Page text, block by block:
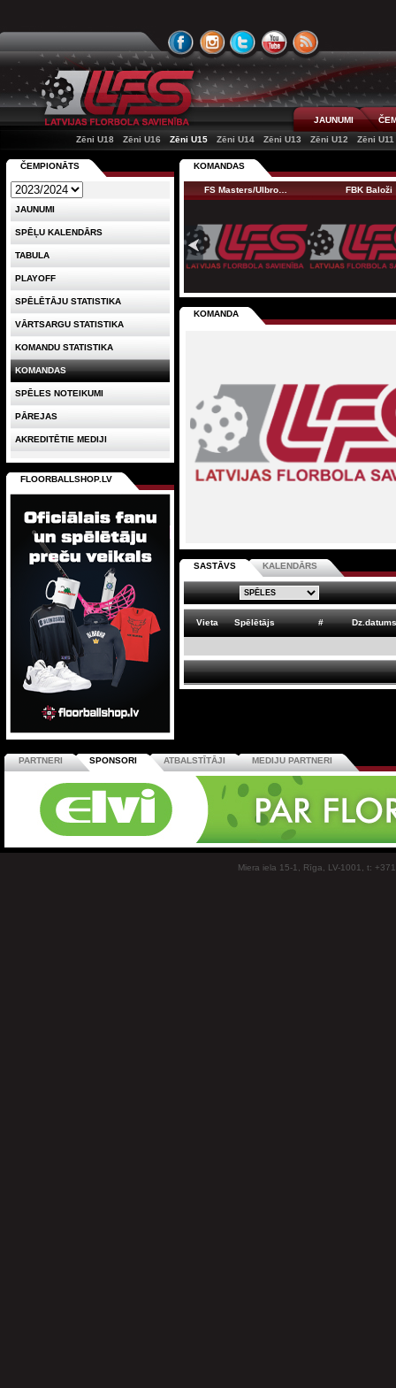
JAUNUMI
Zēni U18
Zēni U16 Zēni U15 Zēni U14 Zēni U13 Zēni U12 Zēni U11
KOMANDAS
FS Masters/Ulbro… FBK Baloži
KOMANDA
SASTĀVS KALENDĀRS
Vieta Spēlētājs # Dz.datums
ČEMPIONĀTS
JAUNUMI
SPĒĻU KALENDĀRS
TABULA
PLAYOFF
SPĒLĒTĀJU STATISTIKA
VĀRTSARGU STATISTIKA
KOMANDU STATISTIKA
KOMANDAS
SPĒLES NOTEIKUMI
PĀREJAS
AKREDITĒTIE MEDIJI
FLOORBALLSHOP.LV
PARTNERI SPONSORI ATBALSTĪTĀJI MEDIJU PARTNERI
Miera iela 15-1, Rīga, LV-1001, t: